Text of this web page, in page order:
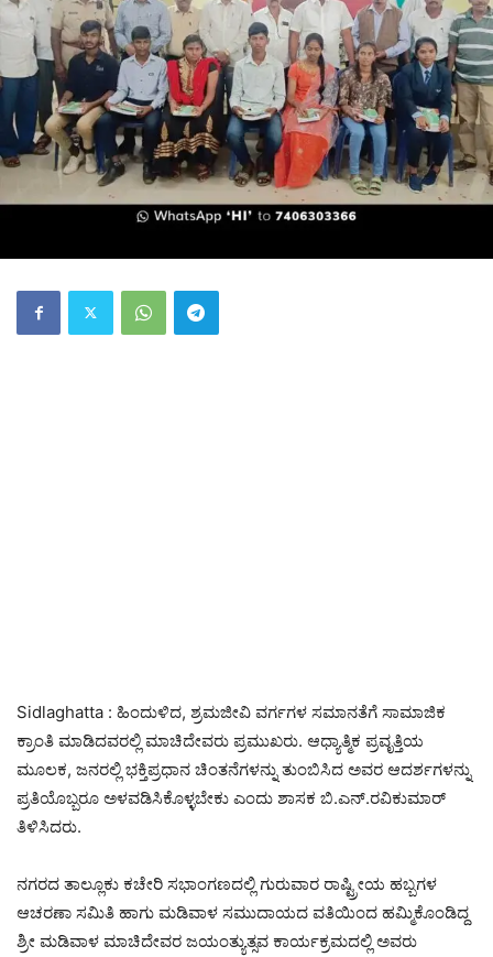
Sidlaghatta : ಹಿಂದುಳಿದ, ಶ್ರಮಜೀವಿ ವರ್ಗಗಳ ಸಮಾನತೆಗೆ ಸಾಮಾಜಿಕ
ಕ್ರಾಂತಿ ಮಾಡಿದವರಲ್ಲಿ ಮಾಚಿದೇವರು ಪ್ರಮುಖರು. ಆಧ್ಯಾತ್ಮಿಕ ಪ್ರವೃತ್ತಿಯ
ಮೂಲಕ, ಜನರಲ್ಲಿ ಭಕ್ತಿಪ್ರಧಾನ ಚಿಂತನೆಗಳನ್ನು ತುಂಬಿಸಿದ ಅವರ ಆದರ್ಶಗಳನ್ನು
ಪ್ರತಿಯೊಬ್ಬರೂ ಅಳವಡಿಸಿಕೊಳ್ಳಬೇಕು ಎಂದು ಶಾಸಕ ಬಿ.ಎನ್.ರವಿಕುಮಾರ್
ತಿಳಿಸಿದರು.
ನಗರದ ತಾಲ್ಲೂಕು ಕಚೇರಿ ಸಭಾಂಗಣದಲ್ಲಿ ಗುರುವಾರ ರಾಷ್ಟ್ರೀಯ ಹಬ್ಬಗಳ
ಆಚರಣಾ ಸಮಿತಿ ಹಾಗು ಮಡಿವಾಳ ಸಮುದಾಯದ ವತಿಯಿಂದ ಹಮ್ಮಿಕೊಂಡಿದ್ದ
ಶ್ರೀ ಮಡಿವಾಳ ಮಾಚಿದೇವರ ಜಯಂತ್ಯುತ್ಸವ ಕಾರ್ಯಕ್ರಮದಲ್ಲಿ ಅವರು